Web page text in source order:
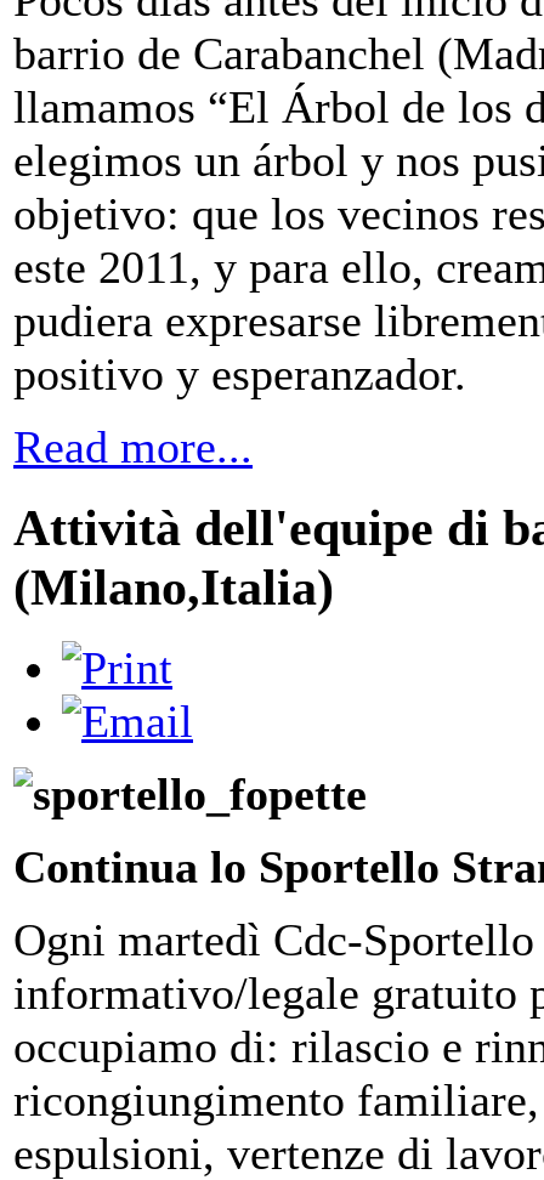
barrio de Carabanchel
llamamos “El Árbol de los
elegimos un árbol y nos
objetivo: que los vecinos
este 2011, y para ello,
pudiera expresarse
positivo y esperanzador.
Read more...
Attività dell'equipe di
(Milano,Italia)
Continua lo Sportello
Ogni martedì Cdc-
informativo/legale gratuito
occupiamo di: rilascio e
ricongiungimento
espulsioni, vertenze di